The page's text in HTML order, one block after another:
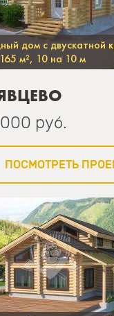
дом c двускатной
м², 10 на 10 м
руб.
ПОСМОТРЕТЬ